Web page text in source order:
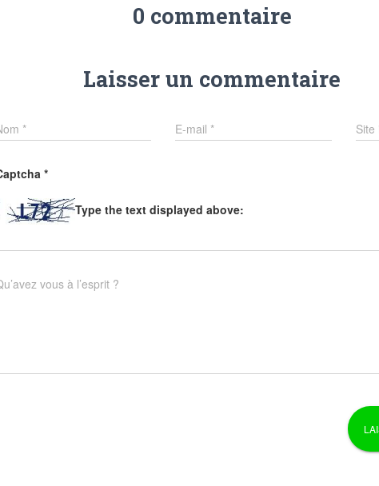
0 commentaire
Laisser un commentaire
* E-mail* Site
*
Type the text displayed above:
vous à l’esprit ?